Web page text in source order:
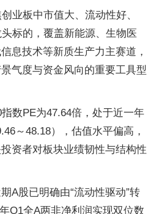
业板中市值大、流动性好、
标的，覆盖新能源、生物医
息技术等新质生产力主赛道，
气度与资金风向的重要工具型
数PE为47.64倍，处于近一年
～48.18），估值水平偏高，
资者对板块业绩韧性与结构性
A股已明确由“流动性驱动”转
Q1全A两非净利润实现双位数